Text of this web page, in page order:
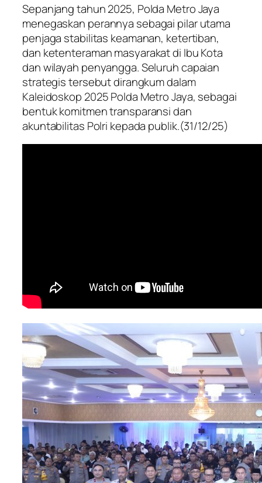
Sepanjang tahun 2025, Polda Metro Jaya
menegaskan perannya sebagai pilar utama
penjaga stabilitas keamanan, ketertiban,
dan ketenteraman masyarakat di Ibu Kota
dan wilayah penyangga. Seluruh capaian
strategis tersebut dirangkum dalam
Kaleidoskop 2025 Polda Metro Jaya, sebagai
bentuk komitmen transparansi dan
akuntabilitas Polri kepada publik.(31/12/25)